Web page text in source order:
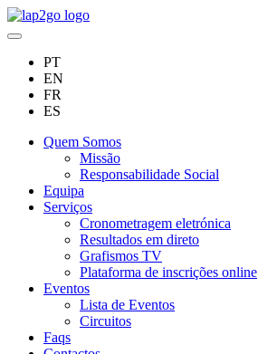
PT
EN
FR
ES
Quem Somos
Missão
Responsabilidade Social
Equipa
Serviços
Cronometragem eletrónica
Resultados em direto
Grafismos TV
Plataforma de inscrições online
Eventos
Lista de Eventos
Circuitos
Faqs